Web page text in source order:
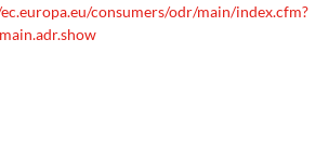
consumers/odr/main/index.cfm?